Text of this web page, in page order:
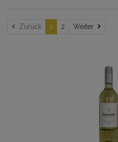
Zurück 1 2 Weiter